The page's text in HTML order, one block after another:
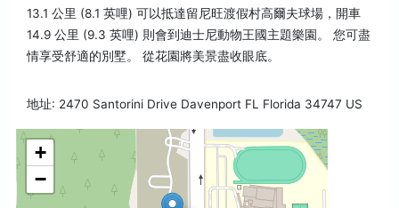
13.1 公里 (8.1 英哩) 可以抵達留尼旺渡假村高爾夫球場，開車
14.9 公里 (9.3 英哩) 則會到迪士尼動物王國主題樂園。 您可盡
情享受舒適的別墅。 從花園將美景盡收眼底。
地址: 2470 Santorini Drive Davenport FL Florida 34747 US
+
−